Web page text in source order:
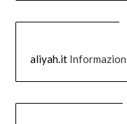
aliyah.it